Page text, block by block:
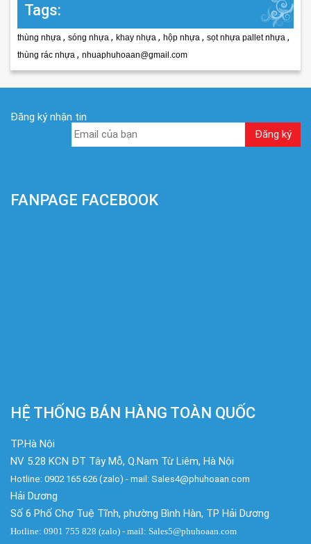
Tags:
thùng nhựa , sóng nhựa , khay nhựa , hộp nhựa , sọt nhựa pallet nhựa ,
thùng rác nhựa , nhuaphuhoaan@gmail.com
Đăng ký nhận tin
FANPAGE FACEBOOK
HỆ THỐNG BÁN HÀNG TOÀN QUỐC
TP.Hà Nội
NV 5.28 KCN ĐT Tây Mỗ, Q.Nam Từ Liêm, Hà Nội
Hotline: 0902 165 626 (zalo) - mail: Sales4@phuhoaan.com
Hải Dương
Số 6 Phố Chợ Tuệ Tĩnh, phường Bình Hàn, TP Hải Dương
Hotline: 0901 755 828 (zalo) - mail: Sales5@phuhoaan.com